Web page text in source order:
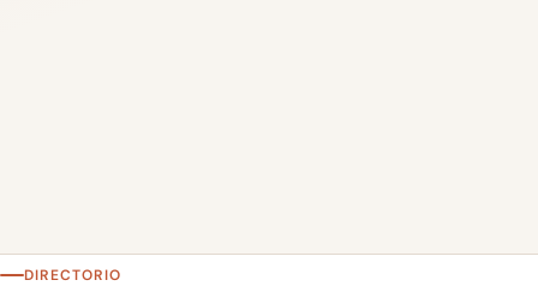
DIRECTORIO